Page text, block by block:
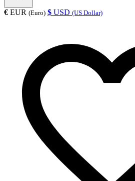
€ EUR (Euro) $ USD (US Dollar)